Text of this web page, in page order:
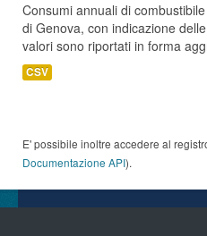
Consumi annuali di
di Genova, con indicazione
valori sono riportati in forma
CSV
E' possibile inoltre accedere al
Documentazione API).